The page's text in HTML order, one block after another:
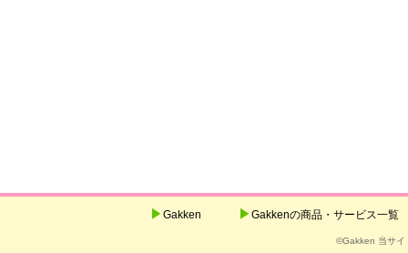
Gakken Gakkenの商品・サービス一覧
©Gakken 当サイ